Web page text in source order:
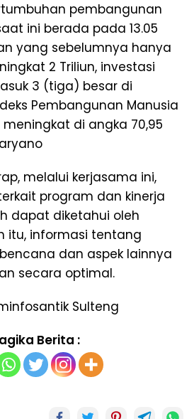
pembangunan
ini berada pada 13.05
yang sebelumnya hanya
2 Triliun, investasi
3 (tiga) besar di
Pembangunan Manusia
meningkat di angka 70,95
melalui kerjasama ini,
program dan kinerja
dapat diketahui oleh
itu, informasi tentang
dan aspek lainnya
secara optimal.
Sulteng
Berita :